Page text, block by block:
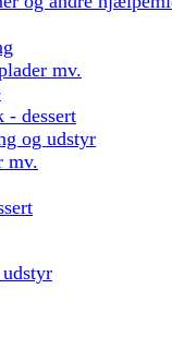
mv.
- dessert
og udstyr
mv.